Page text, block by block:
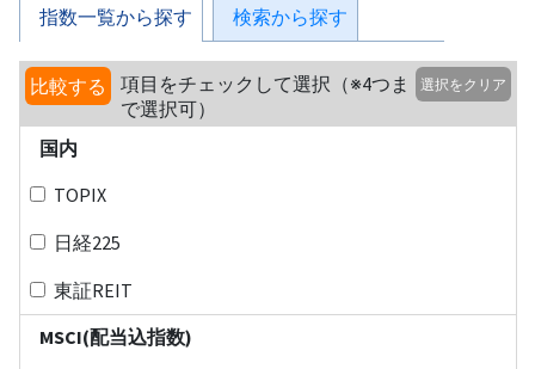
指数一覧から探す 検索から探す
比較する
項目をチェックして選択（※4つま
で選択可）
選択をクリア
国内
TOPIX
日経225
東証REIT
MSCI(配当込指数)